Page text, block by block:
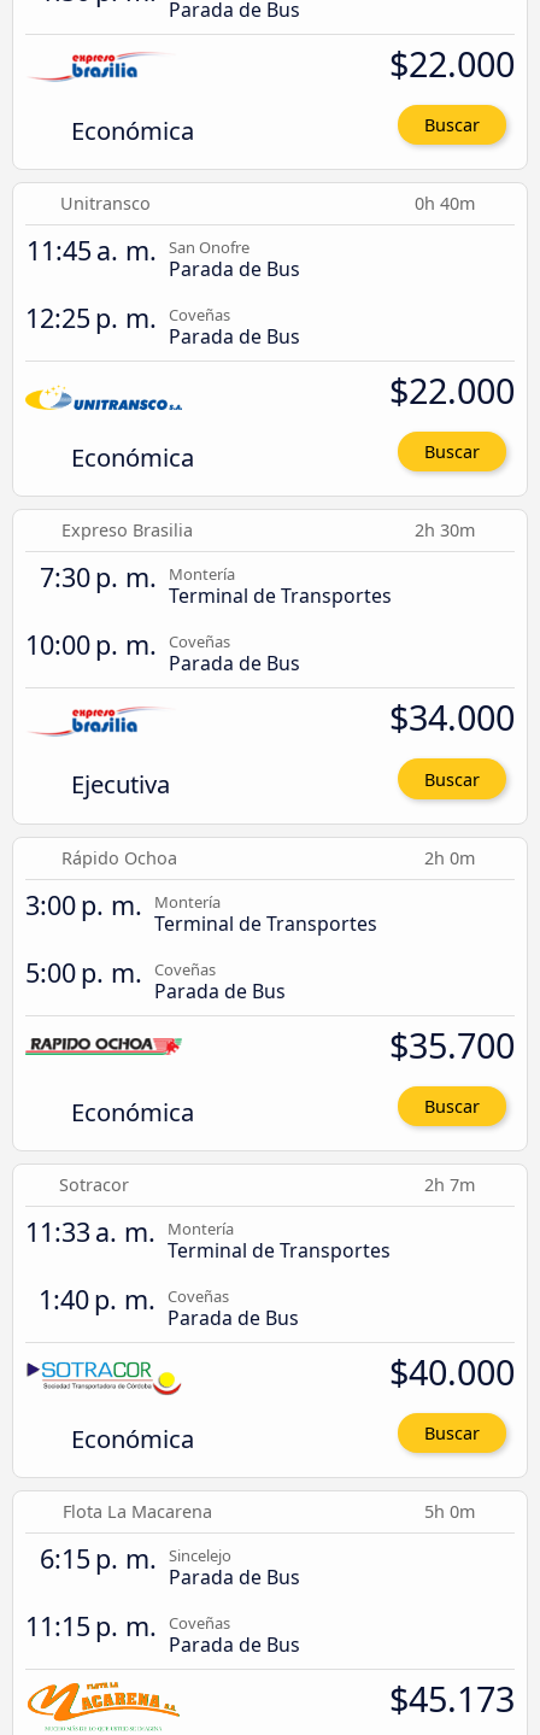
Parada de Bus
Económica
$22.000
Buscar
Unitransco 0h 40m
11:45 a. m. San Onofre
Parada de Bus
12:25 p. m. Coveñas
Parada de Bus
Económica
$22.000
Buscar
Expreso Brasilia 2h 30m
7:30 p. m. Montería
Terminal de Transportes
10:00 p. m. Coveñas
Parada de Bus
Ejecutiva
$34.000
Buscar
Rápido Ochoa 2h 0m
3:00 p. m. Montería
Terminal de Transportes
5:00 p. m. Coveñas
Parada de Bus
Económica
$35.700
Buscar
Sotracor 2h 7m
11:33 a. m. Montería
Terminal de Transportes
1:40 p. m. Coveñas
Parada de Bus
Económica
$40.000
Buscar
Flota La Macarena 5h 0m
6:15 p. m. Sincelejo
Parada de Bus
11:15 p. m. Coveñas
Parada de Bus
$45.173